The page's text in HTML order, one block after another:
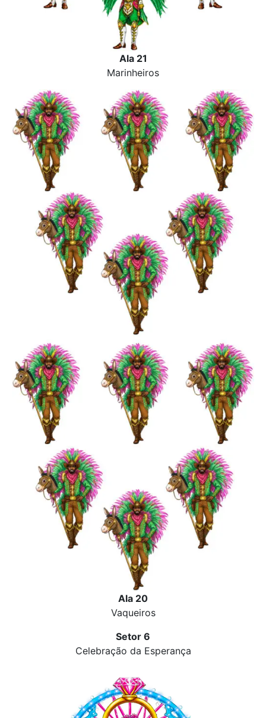
Ala 21
Marinheiros
Ala 20
Vaqueiros
Setor 6
Celebração da Esperança